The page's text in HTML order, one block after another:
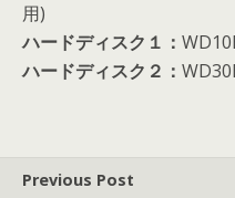
用)
ハードディスク１：
ハードディスク２：
Previous Post